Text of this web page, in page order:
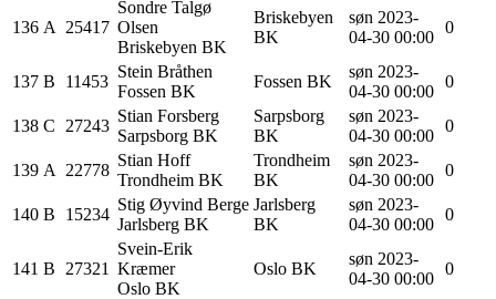
136 A 25417
Sondre Talgø
Olsen
Briskebyen BK
Briskebyen
BK
søn 2023-
04-30 00:00
0
137 B 11453
Stein Bråthen
Fossen BK
Fossen BK
søn 2023-
04-30 00:00
0
138 C 27243
Stian Forsberg
Sarpsborg BK
Sarpsborg
BK
søn 2023-
04-30 00:00
0
139 A 22778
Stian Hoff
Trondheim BK
Trondheim
BK
søn 2023-
04-30 00:00
0
140 B 15234
Stig Øyvind Berge
Jarlsberg BK
Jarlsberg
BK
søn 2023-
04-30 00:00
0
141 B 27321
Svein-Erik
Kræmer
Oslo BK
Oslo BK
søn 2023-
04-30 00:00
0